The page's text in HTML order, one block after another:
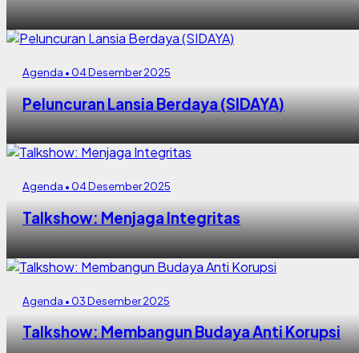
Agenda • 04 Desember 2025
Peluncuran Lansia Berdaya (SIDAYA)
Agenda • 04 Desember 2025
Talkshow: Menjaga Integritas
Agenda • 03 Desember 2025
Talkshow: Membangun Budaya Anti Korupsi